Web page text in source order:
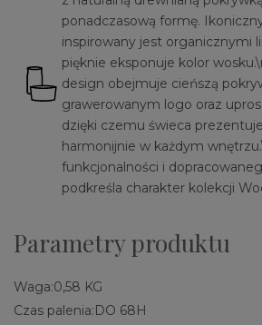
ponadczasową formę.
inspirowany jest organicznymi
pięknie eksponuje kolor
design obejmuje cieńszą
grawerowanym logo oraz
dzięki czemu świeca
harmonijnie w każdym
funkcjonalności i
podkreśla charakter kolekcji
Parametry produktu
Waga:0,58 KG
Czas palenia:DO 68H